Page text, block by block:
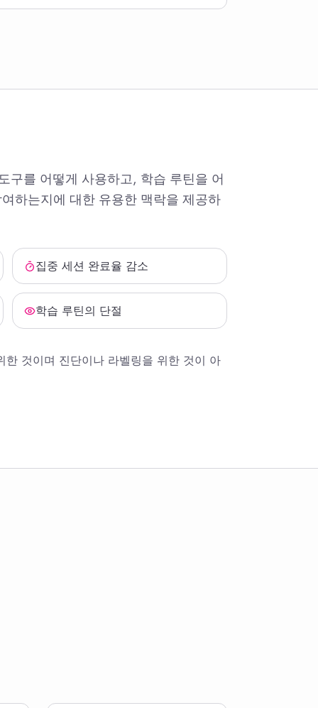
구를 어떻게 사용하고, 학습 루틴을 어
하는지에 대한 유용한 맥락을 제공하
집중 세션 완료율 감소
학습 루틴의 단절
것이며 진단이나 라벨링을 위한 것이 아